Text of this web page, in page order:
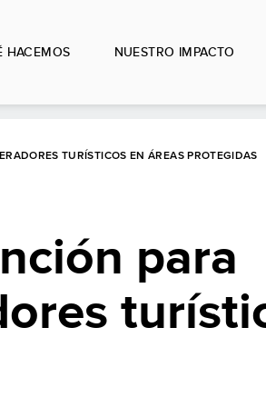
HACEMOS NUESTRO IMPACTO
TURÍSTICOS EN ÁREAS PROTEGIDAS
para